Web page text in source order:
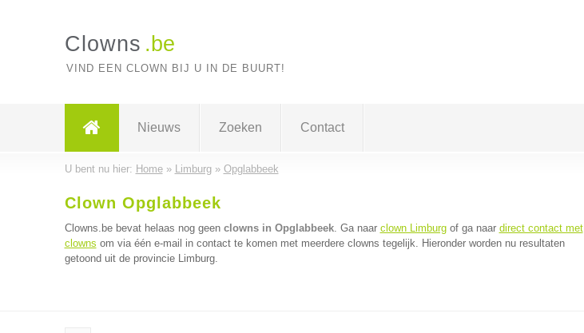
Clowns .be
VIND EEN CLOWN BIJ U IN DE BUURT!
Nieuws Zoeken Contact
U bent nu hier: Home» Limburg» Opglabbeek
Clown Opglabbeek
Clowns.be bevat helaas nog geen clowns in Opglabbeek. Ga naar clown Limburgof ga naar direct contact met
clowns om via één e-mail in contact te komen met meerdere clowns tegelijk. Hieronder worden nu resultaten
getoond uit de provincie Limburg.